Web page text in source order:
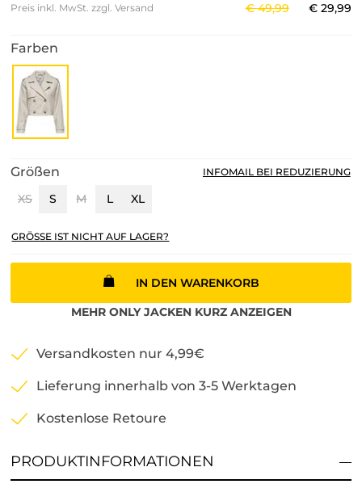
Preis inkl. MwSt. zzgl. Versand €49,99 € 29,99
Farben
Größen
XS S M L XL
INFOMAIL BEI REDUZIERUNG
GRÖSSE IST NICHT AUF LAGER?
IN DEN WARENKORB
MEHR ONLY JACKEN KURZANZEIGEN
Versandkosten nur 4,99€
Lieferung innerhalb von 3-5 Werktagen
Kostenlose Retoure
PRODUKTINFORMATIONEN